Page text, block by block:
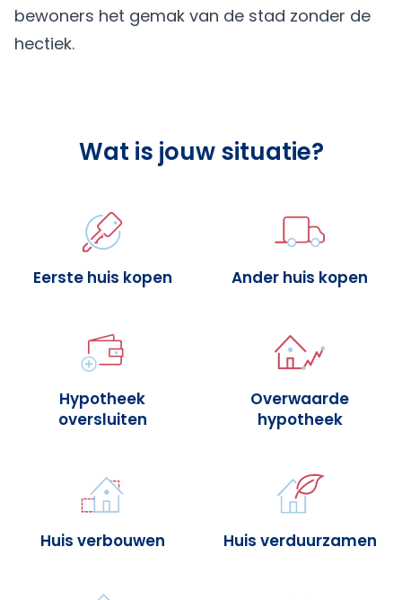
bewoners het gemak van de stad zonder de
hectiek.
Wat is jouw situatie?
Eerste huis kopen Ander huis kopen
Hypotheek
oversluiten
Overwaarde
hypotheek
Huis verbouwen Huis verduurzamen